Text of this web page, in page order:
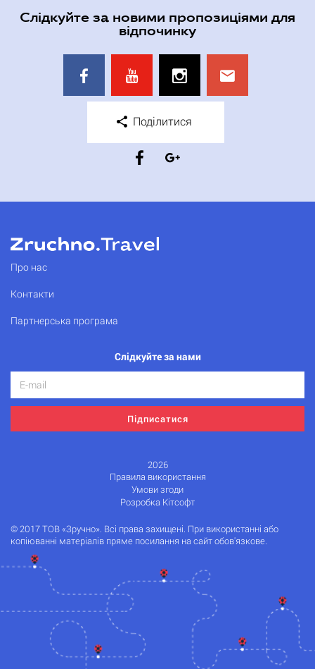
Слідкуйте за новими пропозиціями для
відпочинку
Поділитися
Про нас
Контакти
Партнерська програма
Слідкуйте за нами
Підписатися
2026
Правила використання
Умови згоди
Розробка Кітсофт
© 2017 ТОВ «Зручно». Всі права захищені. При використанні або
копіюванні матеріалів пряме посилання на сайт обов'язкове.